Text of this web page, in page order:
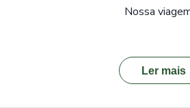
Nossa
Ler mais